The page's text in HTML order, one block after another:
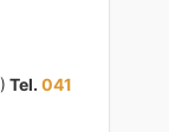
Tel. 041